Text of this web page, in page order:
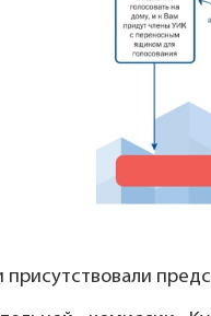
присутствовали